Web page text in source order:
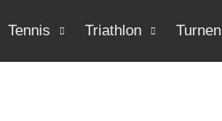
Tennis Triathlon Turnen